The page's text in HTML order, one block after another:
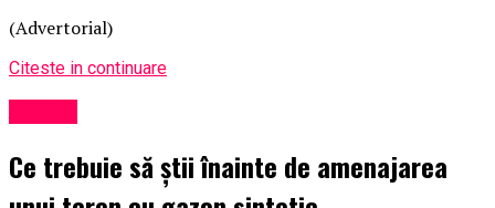
(Advertorial)
Citeste in continuare
Ce trebuie să știi înainte de amenajarea